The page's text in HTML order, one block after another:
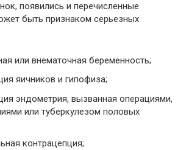
появились и перечисленные
быть признаком серьезных
или внематочная беременность;
яичников и гипофиза;
эндометрия, вызванная операциями,
или туберкулезом половых
контрацепция;